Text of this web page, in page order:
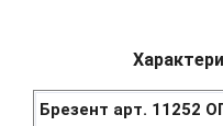
Брезент арт. 11252